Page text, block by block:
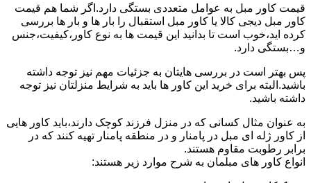
قیمت کاور مبل به عوامل متعددی بستگی دارد.اگر شما هم قیمت
کاور مبل دیجی کالا یا کاور مبل استقبال را بار ها و بار ها بررسی
کرده اید،خوب است تا بدانید این قیمت ها به نوع کاور،کیفیت،جنس
و…بستگی دارد.
پس بهتر است در بررسی هایتان به جزئیات مهم نیز توجه داشته
باشید.البته برای خرید این کاور ها باید به شرایط منزلتان نیز توجه
داشته باشید.
به عنوان مثال کسانی که در منزل فرزند کوچک دارند،باید کاور هایی
از کاور ژله ای مبل در پامنار و در منطقه پامنار تهیه کنند که در
برابر رطوبت مقاوم هستند.
انواع کاور های مبلمان به شرح موارد زیر هستند: